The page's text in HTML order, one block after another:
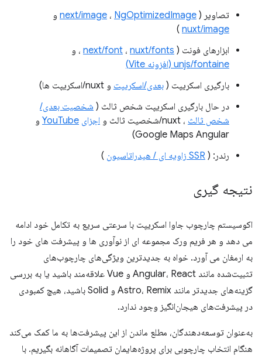
تصاویر ( next/image ، NgOptimizedImage
و
nuxt/image
)
ابزارهای فونت (
next/font ، nuxt/fonts
، و
unjs/fontaine (افزونه Vite)
بارگیری اسکریپت ( بعدی/اسکریپت و nuxt/اسکریپت ها)
در حال بارگیری اسکریپت شخص ثالث ( شخصیت بعدی/
شخص ثالث ، nuxt/شخصیت ثالث و اجزای YouTube و
Google Maps Angular)
رندر: ( SSR زاویه ای / هیدراتاسیون )
نتیجه گیری
اکوسیستم چارچوب جاوا اسکریپت با سرعتی سریع به تکامل خود ادامه
می دهد و هر فریم ورک مجموعه ای از نوآوری ها و پیشرفت های خود را
به ارمغان می آورد. خواه به جدیدترین ویژگی‌های چارچوب‌های
تثبیت‌شده مانند Angular، React و Vue علاقه‌مند باشید یا به بررسی
گزینه‌های جدیدتر مانند Astro، Remix و Solid باشید، هیچ کمبودی
در پیشرفت‌های هیجان‌انگیز وجود ندارد.
به‌عنوان توسعه‌دهندگان، مطلع ماندن از این پیشرفت‌ها به ما کمک می‌کند
هنگام انتخاب چارچوبی برای پروژه‌هایمان تصمیمات آگاهانه بگیریم. با